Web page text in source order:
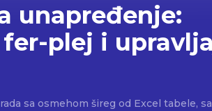
unapređenje:
plej i
sa osmehom šireg od Excel tabele, sa